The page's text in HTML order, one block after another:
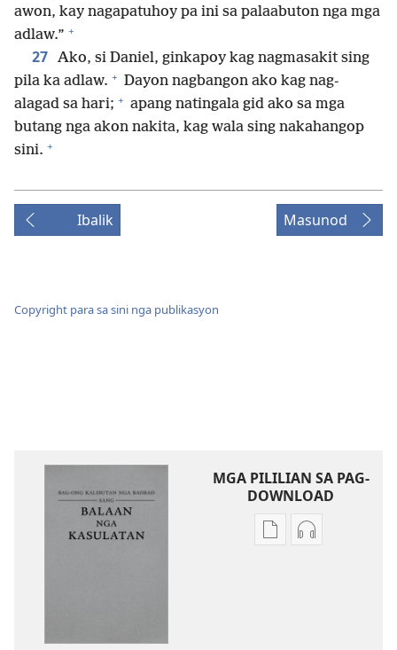
awon, kay nagapatuhoy pa ini sa palaabuton nga mga
adlaw.” +
27 Ako, si Daniel, ginkapoy kag nagmasakit sing
pila ka adlaw. + Dayon nagbangon ako kag nag-
alagad sa hari; + apang natingala gid ako sa mga
butang nga akon nakita, kag wala sing nakahangop
sini. +
Ibalik Masunod
Copyright para sa sini nga publikasyon
MGA PILILIAN SA PAG-
DOWNLOAD
Mga Mga